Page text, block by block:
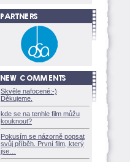
Skvěle nafocené:-)
Děkujeme.
kde se na tenhle film můžu
kouknout?
Pokusím se názorně popsat
svůj příběh. První film, který
jse